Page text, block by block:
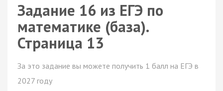
Задание 16 из ЕГЭ по
математике (база).
Страница 13
За это задание вы можете получить 1 балл на ЕГЭ в
2027 году